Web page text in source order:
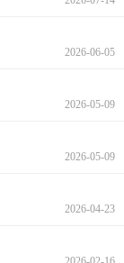
2026-06-05
2026-05-09
2026-05-09
2026-04-23